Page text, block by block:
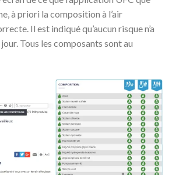
à priori la composition à l’air
Il est indiqué qu’aucun risque n’a
Tous les composants sont au